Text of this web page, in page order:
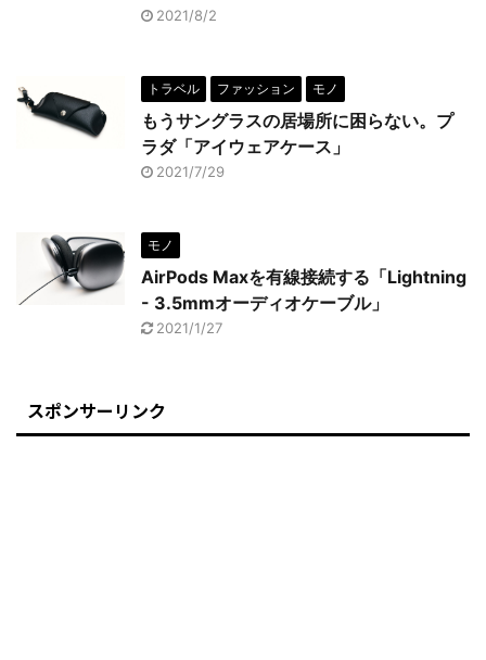
2021/8/2
トラベル ファッション モノ
もうサングラスの居場所に困らない。プ
ラダ「アイウェアケース」
2021/7/29
モノ
AirPods Maxを有線接続する「Lightning
- 3.5mmオーディオケーブル」
2021/1/27
スポンサーリンク